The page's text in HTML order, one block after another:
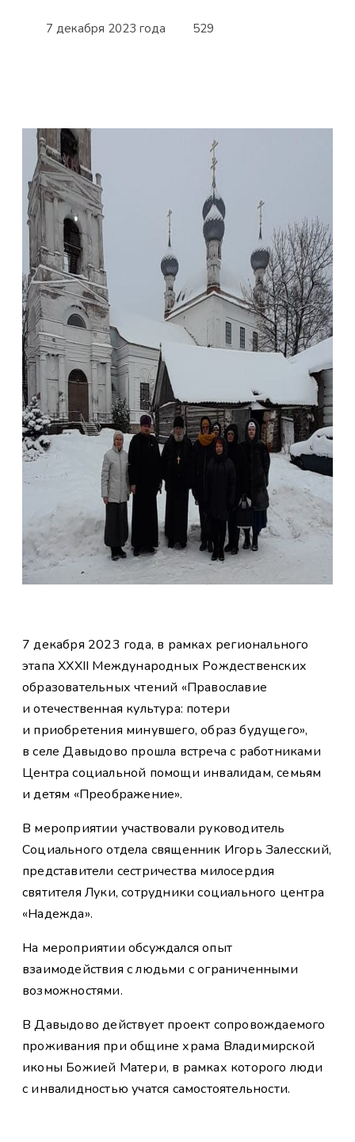
7 декабря 2023 года 529
7 декабря 2023 года, в рамках регионального
этапа XXХII Международных Рождественских
образовательных чтений «Православие
и отечественная культура: потери
и приобретения минувшего, образ будущего»,
в селе Давыдово прошла встреча с работниками
Центра социальной помощи инвалидам, семьям
и детям «Преображение».
В мероприятии участвовали руководитель
Социального отдела священник Игорь Залесский,
представители сестричества милосердия
святителя Луки, сотрудники социального центра
«Надежда».
На мероприятии обсуждался опыт
взаимодействия с людьми с ограниченными
возможностями.
В Давыдово действует проект сопровождаемого
проживания при общине храма Владимирской
иконы Божией Матери, в рамках которого люди
с инвалидностью учатся самостоятельности.